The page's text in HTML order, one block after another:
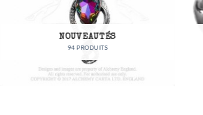
NOUVEAUTÉS